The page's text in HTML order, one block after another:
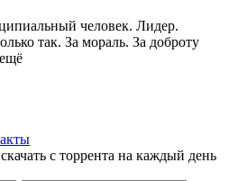
человек. Лидер.
так. За мораль. За доброту
с торрента на каждый день